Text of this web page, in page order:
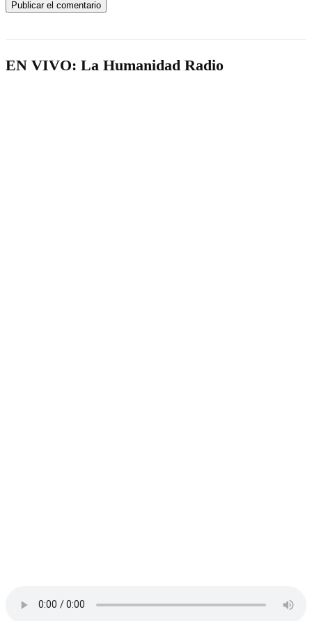
EN VIVO: La Humanidad Radio